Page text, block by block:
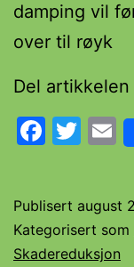
damping vil
over til røyk
Del
Publisert august
Kategorisert som
Skadereduksjon